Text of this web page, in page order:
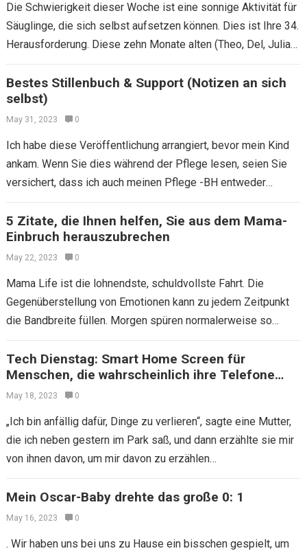
Die Schwierigkeit dieser Woche ist eine sonnige Aktivität für
Säuglinge, die sich selbst aufsetzen können. Dies ist Ihre 34.
Herausforderung. Diese zehn Monate alten (Theo, Del, Julian
Bestes Stillenbuch & Support (Notizen an sich
selbst)
May 31, 2023 0
Ich habe diese Veröffentlichung arrangiert, bevor mein Kind
ankam. Wenn Sie dies während der Pflege lesen, seien Sie
versichert, dass ich auch meinen Pflege -BH entweder
5 Zitate, die Ihnen helfen, Sie aus dem Mama-
Einbruch herauszubrechen
May 22, 2023 0
Mama Life ist die lohnendste, schuldvollste Fahrt. Die
Gegenüberstellung von Emotionen kann zu jedem Zeitpunkt
die Bandbreite füllen. Morgen spüren normalerweise so
Tech Dienstag: Smart Home Screen für
Menschen, die wahrscheinlich ihre Telefone
verlieren
May 18, 2023 0
„Ich bin anfällig dafür, Dinge zu verlieren“, sagte eine Mutter,
die ich neben gestern im Park saß, und dann erzählte sie mir
von ihnen davon, um mir davon zu erzählen…
Mein Oscar-Baby drehte das große 0: 1
May 16, 2023 0
. Wir haben uns bei uns zu Hause ein bisschen gespielt, um